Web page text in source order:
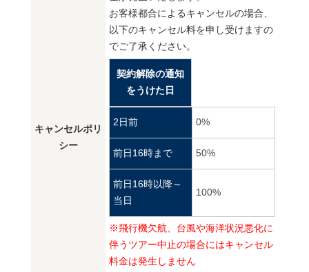
キャンセルポリ
シー
お客様都合によるキャンセルの場合、
以下のキャンセル料を申し受けますの
でご了承ください。
契約解除の通知
をうけた日
2日前 0%
前日16時まで 50%
前日16時以降～
当日
100%
※飛行機欠航、台風や海洋状況悪化に
伴うツアー中止の場合にはキャンセル
料金は発生しません